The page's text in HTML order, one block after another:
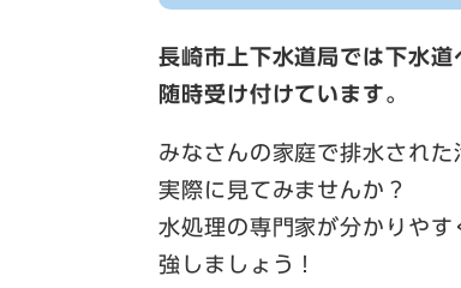
長崎市上下水道局では下水
随時受け付けています。
みなさんの家庭で排水され
実際に見てみませんか？
水処理の専門家が分かりや
強しましょう！